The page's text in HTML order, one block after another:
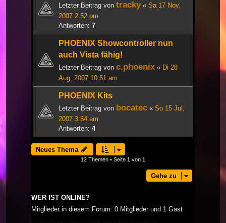
Letzter Beitrag von tracky« Sa 17 Nov,
2007 2:52 pm
Antworten: 7
PHOENIX Showcontroller nun
auch Vista fähig!
Letzter Beitrag von c.phoenix « Di 28
Aug, 2007 10:51 am
PHOENIX Kits
Letzter Beitrag von bocatec « So 15 Jul,
2007 3:54 am
Antworten: 4
Neues Thema
12 Themen • Seite 1 von 1
Gehe zu
WER IST ONLINE?
Mitglieder in diesem Forum: 0 Mitglieder und 1 Gast